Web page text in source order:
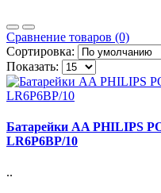
Сравнение товаров (0)
Сортировка:
Показать:
Батарейки AA PHILIPS
LR6P6BP/10
..